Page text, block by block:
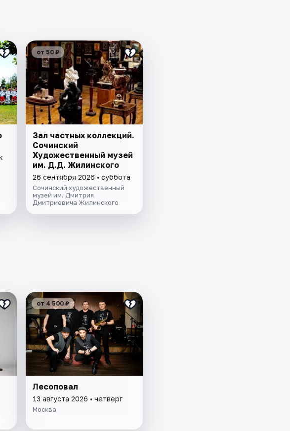
от 50 ₽
Зал частных коллекций.
Сочинский
Художественный музей
им. Д.Д. Жилинского
26 сентября 2026 • суббота
Сочинский художественный
музей им. Дмитрия
Дмитриевича Жилинского
от 4 500 ₽
Лесоповал
13 августа 2026 • четверг
Москва